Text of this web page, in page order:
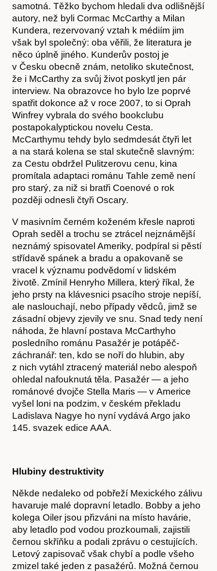
samotná. Těžko bychom hledali dva odlišnější
autory, než byli Cormac McCarthy a Milan
Kundera, rezervovaný vztah k médiím jim
však byl společný: oba věřili, že literatura je
něco úplně jiného. Kunderův postoj je
v Česku obecně znám, netoliko skutečnost,
že i McCarthy za svůj život poskytl jen pár
interview. Na obrazovce ho bylo lze poprvé
spatřit dokonce až v roce 2007, to si Oprah
Winfrey vybrala do svého bookclubu
postapokalyptickou novelu Cesta.
McCarthymu tehdy bylo sedmdesát čtyři let
a na stará kolena se stal skutečně slavným:
za Cestu obdržel Pulitzerovu cenu, kina
promítala adaptaci románu Tahle země není
pro starý, za niž si bratři Coenové o rok
později odnesli čtyři Oscary.
V masivním černém koženém křesle naproti
Oprah seděl a trochu se ztrácel nejznámější
neznámý spisovatel Ameriky, podpíral si pěstí
střídavě spánek a bradu a opakovaně se
vracel k významu podvědomí v lidském
životě. Zmínil Henryho Millera, který říkal, že
jeho prsty na klávesnici psacího stroje nepíší,
ale naslouchají, nebo případy vědců, jimž se
zásadní objevy zjevily ve snu. Snad tedy není
náhoda, že hlavní postava McCarthyho
posledního románu Pasažér je potápěč-
záchranář: ten, kdo se noří do hlubin, aby
z nich vytáhl ztracený materiál nebo alespoň
ohledal nafouknutá těla. Pasažér — a jeho
románové dvojče Stella Maris — v Americe
vyšel loni na podzim, v českém překladu
Ladislava Nagye ho nyní vydává Argo jako
145. svazek edice AAA.
Hlubiny destruktivity
Někde nedaleko od pobřeží Mexického zálivu
havaruje malé dopravní letadlo. Bobby a jeho
kolega Oiler jsou přizváni na místo havárie,
aby letadlo pod vodou prozkoumali, zajistili
černou skříňku a podali zprávu o cestujících.
Letový zapisovač však chybí a podle všeho
zmizel také jeden z pasažérů. Možná černou